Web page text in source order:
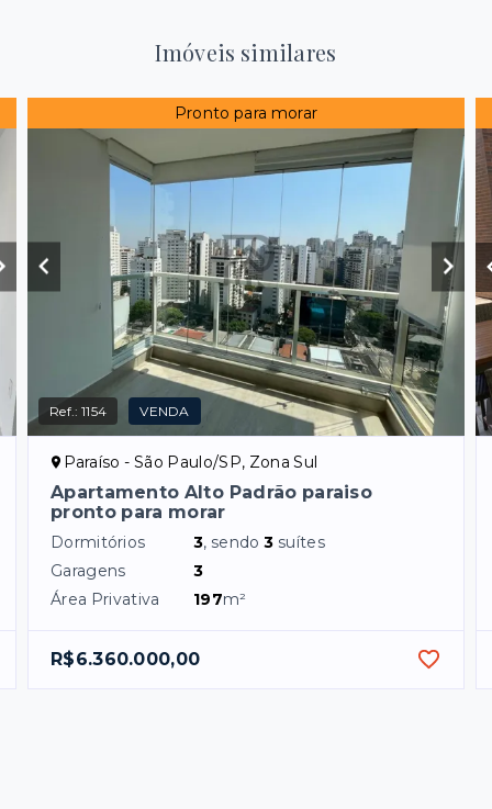
Imóveis similares
Pronto para morar
Ref.:1154 VENDA
Paraíso - São Paulo/SP, Zona Sul
Apartamento Alto Padrão paraiso
pronto para morar
Dormitórios 3, sendo3 suítes
Garagens
3
Área Privativa
197m²
R$6.360.000,00